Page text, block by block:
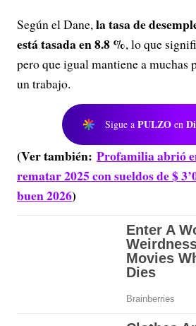
Según el Dane,la tasa de
está tasada en 8.8 %, lo que
pero que igual mantiene a muchas
un trabajo.
Sigue a PULZO en
(Ver también: Profamilia abrió
rematar 2025 con sueldos de $
buen 2026)